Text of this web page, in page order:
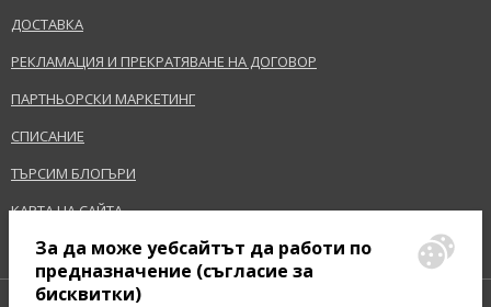
ДОСТАВКА
РЕКЛАМАЦИЯ И ПРЕКРАТЯВАНЕ НА ДОГОВОР
ПАРТНЬОРСКИ МАРКЕТИНГ
СПИСАНИЕ
ТЪРСИМ БЛОГЪРИ
КАРТА НА САЙТА
За да може уебсайтът да работи по
предназначение (съгласие за
бисквитки)